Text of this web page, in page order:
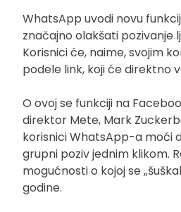
WhatsApp uvodi novu
značajno olakšati pozivanje
Korisnici će, naime, svojim
podele link, koji će direktno
O ovoj se funkciji na
direktor Mete, Mark
korisnici WhatsApp-a moći
grupni poziv jednim klikom.
mogućnosti o kojoj se
godine.